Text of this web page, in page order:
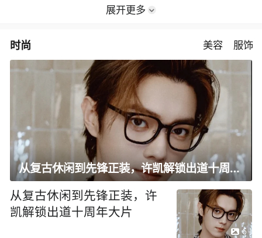
展开更多
时尚 美容 服饰
从复古休闲到先锋正装，许凯解锁出道十周年大片
从复古休闲到先锋正装，许
凯解锁出道十周年大片
6